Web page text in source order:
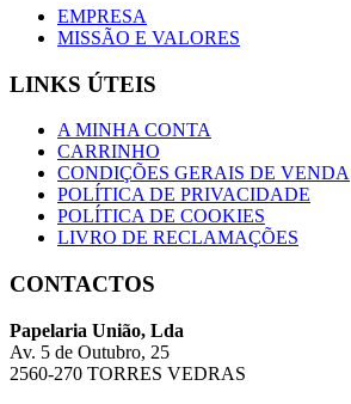
EMPRESA
MISSÃO E VALORES
LINKS ÚTEIS
A MINHA CONTA
CARRINHO
CONDIÇÕES GERAIS DE VENDA
POLÍTICA DE PRIVACIDADE
POLÍTICA DE COOKIES
LIVRO DE RECLAMAÇÕES
CONTACTOS
Papelaria União, Lda
Av. 5 de Outubro, 25
2560-270 TORRES VEDRAS